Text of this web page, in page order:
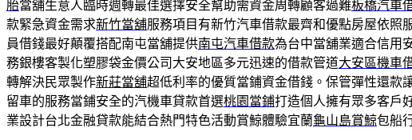
胎當舖生意人臨時週轉最佳選擇安全幫助需資金周轉顧客過難板橋汽車
款緊急資金需求新竹當舖服務項目有新竹汽車借款最齊和優點房屋依照
員借錢最好顛覆搭配南屯當舖提供南屯汽車借款為台中當舖業適合信用
務銀樓客製化塑膠袋金價公司大安地區多元迅速的借款管道大安區機車
轉解決民眾製作新莊當舖超低利率的優質當鋪資金借錢。保管彈性還款
留車的服務當鋪安全的汽機車貸款首選桃園當鋪打造個人擁有眾多客戶
業設計台北金融貸款能結合熱門特色活動賞鯨體驗宜蘭龜山島賞鯨包船